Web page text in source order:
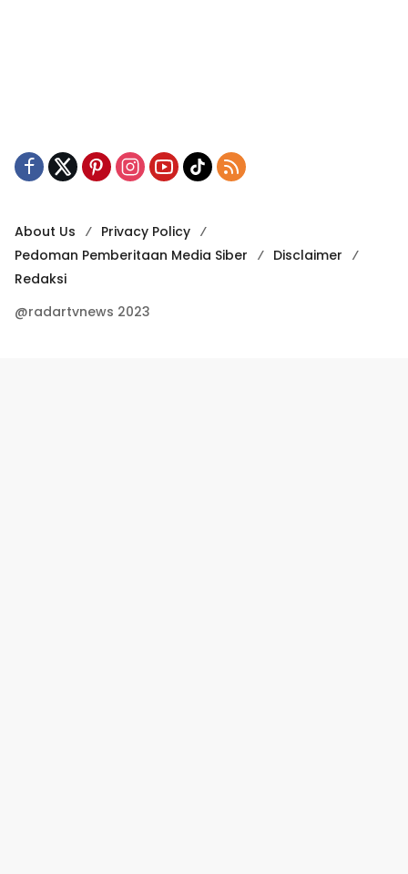
About Us
Privacy Policy
Pedoman Pemberitaan Media Siber
Disclaimer
Redaksi
@radartvnews 2023